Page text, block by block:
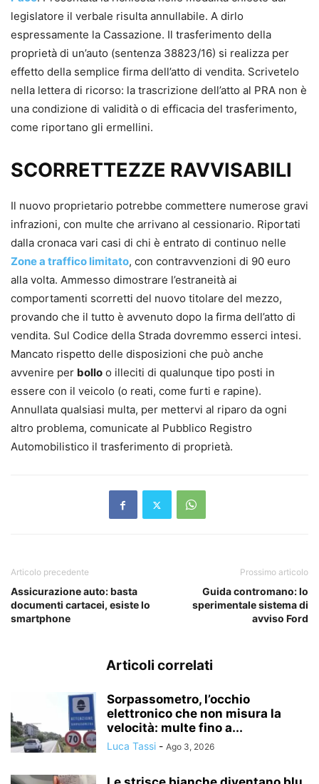
legislatore il verbale risulta annullabile. A dirlo
espressamente la Cassazione. Il trasferimento della
proprietà di un’auto (sentenza 38823/16) si realizza per
effetto della semplice firma dell’atto di vendita. Scrivetelo
nella lettera di ricorso: la trascrizione dell’atto al PRA non è
una condizione di validità o di efficacia del trasferimento,
come riportano gli ermellini.
SCORRETTEZZE RAVVISABILI
Il nuovo proprietario potrebbe commettere numerose gravi
infrazioni, con multe che arrivano al cessionario. Riportati
dalla cronaca vari casi di chi è entrato di continuo nelle
Zone a traffico limitato, con contravvenzioni di 90 euro
alla volta. Ammesso dimostrare l’estraneità ai
comportamenti scorretti del nuovo titolare del mezzo,
provando che il tutto è avvenuto dopo la firma dell’atto di
vendita. Sul Codice della Strada dovremmo esserci intesi.
Mancato rispetto delle disposizioni che può anche
avvenire per bollo o illeciti di qualunque tipo posti in
essere con il veicolo (o reati, come furti e rapine).
Annullata qualsiasi multa, per mettervi al riparo da ogni
altro problema, comunicate al Pubblico Registro
Automobilistico il trasferimento di proprietà.
Articolo precedente
Assicurazione auto: basta
documenti cartacei, esiste lo
smartphone
Prossimo articolo
Guida contromano: lo
sperimentale sistema di
avviso Ford
Articoli correlati
Sorpassometro, l’occhio
elettronico che non misura la
velocità: multe fino a...
Luca Tassi - Ago 3, 2026